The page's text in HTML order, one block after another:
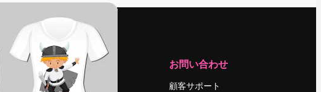
運営
料金
お問い合わせ
顧客サポート